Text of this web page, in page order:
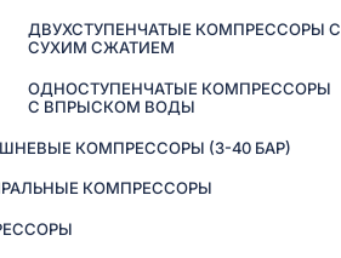
ДВУХСТУПЕНЧАТЫЕ КОМПРЕССОРЫ С
СУХИМ СЖАТИЕМ
ОДНОСТУПЕНЧАТЫЕ КОМПРЕССОРЫ
С ВПРЫСКОМ ВОДЫ
КОМПРЕССОРЫ (3-40 БАР)
КОМПРЕССОРЫ